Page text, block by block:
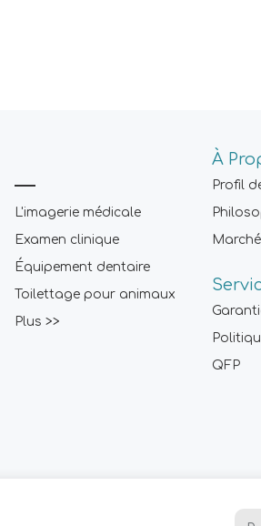
L'imagerie médicale
Examen clinique
Équipement dentaire
Toilettage pour animaux
Plus >>
À
Profil
Marché
QFP